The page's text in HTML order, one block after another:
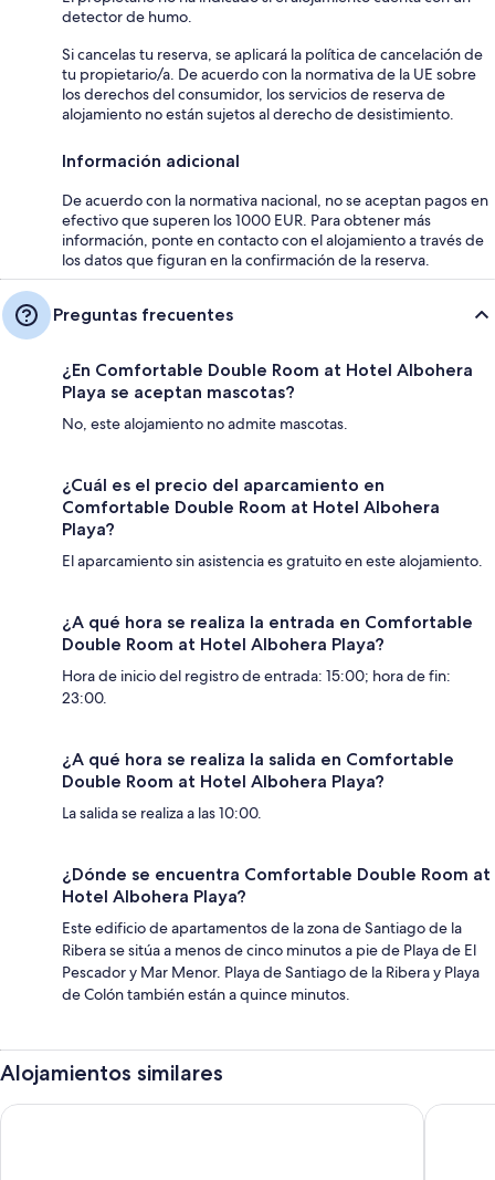
detector de humo.
Si cancelas tu reserva, se aplicará la política de cancelación de
tu propietario/a. De acuerdo con la normativa de la UE sobre
los derechos del consumidor, los servicios de reserva de
alojamiento no están sujetos al derecho de desistimiento.
Información adicional
De acuerdo con la normativa nacional, no se aceptan pagos en
efectivo que superen los 1000 EUR. Para obtener más
información, ponte en contacto con el alojamiento a través de
los datos que figuran en la confirmación de la reserva.
Preguntas frecuentes
¿En Comfortable Double Room at Hotel Albohera
Playa se aceptan mascotas?
No, este alojamiento no admite mascotas.
¿Cuál es el precio del aparcamiento en
Comfortable Double Room at Hotel Albohera
Playa?
El aparcamiento sin asistencia es gratuito en este alojamiento.
¿A qué hora se realiza la entrada en Comfortable
Double Room at Hotel Albohera Playa?
Hora de inicio del registro de entrada: 15:00; hora de fin:
23:00.
¿A qué hora se realiza la salida en Comfortable
Double Room at Hotel Albohera Playa?
La salida se realiza a las 10:00.
¿Dónde se encuentra Comfortable Double Room at
Hotel Albohera Playa?
Este edificio de apartamentos de la zona de Santiago de la
Ribera se sitúa a menos de cinco minutos a pie de Playa de El
Pescador y Mar Menor. Playa de Santiago de la Ribera y Playa
de Colón también están a quince minutos.
Alojamientos similares
Bungalós Mar Menor Hotel